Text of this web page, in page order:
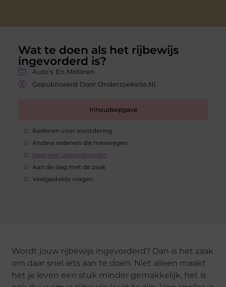
Wat te doen als het rijbewijs
ingevorderd is?
Auto’s En Motoren
Gepubliceerd Door Onderzoeksite.nl
Inhoudsopgave
Redenen voor invordering
Andere redenen die meewegen
Heel veel uitzonderingen
Aan de slag met de zaak
Veelgestelde vragen
Wordt jouw rijbewijs ingevorderd? Dan is het zaak
om daar snel iets aan te doen. Niet alleen maakt
het je leven een stuk minder gemakkelijk, het is